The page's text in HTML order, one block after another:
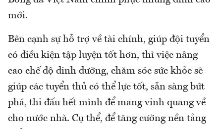
mới.
Bên cạnh sự hỗ trợ về tài chính, giúp đội tuyển
có điều kiện tập luyện tốt hơn, thì việc nâng
cao chế độ dinh dưỡng, chăm sóc sức khỏe sẽ
giúp các tuyển thủ có thể lực tốt, sẵn sàng bứt
phá, thi đấu hết mình để mang vinh quang về
cho nước nhà. Cụ thể, để tăng cường nền tảng